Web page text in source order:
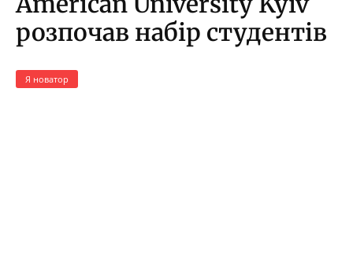
розпочав набір студентів
Я новатор